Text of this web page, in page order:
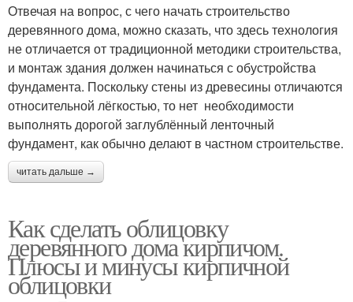
Отвечая на вопрос, с чего начать строительство
деревянного дома, можно сказать, что здесь технология
не отличается от традиционной методики строительства,
и монтаж здания должен начинаться с обустройства
фундамента. Поскольку стены из древесины отличаются
относительной лёгкостью, то нет необходимости
выполнять дорогой заглублённый ленточный
фундамент, как обычно делают в частном строительстве.
читать дальше →
Как сделать облицовку
деревянного дома кирпичом.
Плюсы и минусы кирпичной
облицовки